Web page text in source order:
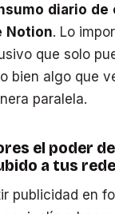
diario
Notion. Lo
que solo
bien algo que
paralela.
el poder
a tus
publicidad en